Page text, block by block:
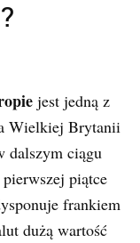
jest jedną z
Wielkiej Brytanii
dalszym ciągu
piątce
frankiem
dużą wartość